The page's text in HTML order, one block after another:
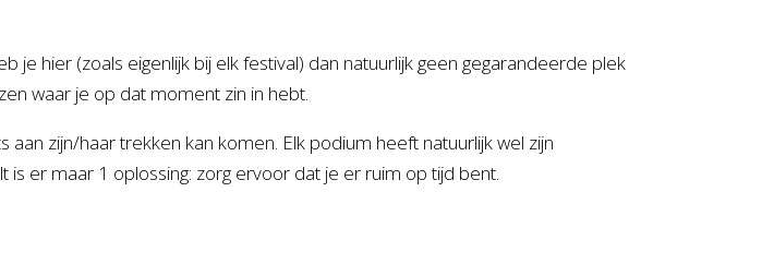
hier (zoals eigenlijk bij elk festival) dan natuurlijk geen gegarandeerde plek
waar je op dat moment zin in hebt.
zijn/haar trekken kan komen. Elk podium heeft natuurlijk wel zijn
er maar 1 oplossing: zorg ervoor dat je er ruim op tijd bent.